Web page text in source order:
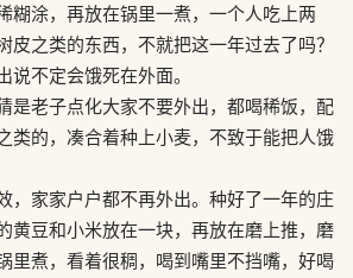
糊涂，再放在锅里一煮，一个人吃上两
皮之类的东西，不就把这一年过去了吗？
说不定会饿死在外面。
是老子点化大家不要外出，都喝稀饭，配
类的，凑合着种上小麦，不致于能把人饿
，家家户户都不再外出。种好了一年的庄
黄豆和小米放在一块，再放在磨上推，磨
里煮，看着很稠，喝到嘴里不挡嘴，好喝